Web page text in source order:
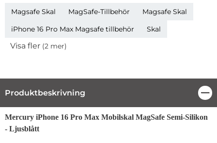
Magsafe Skal MagSafe-Tillbehör
Magsafe Skal
iPhone 16 Pro Max Magsafe tillbehör
Skal
Visa fler (2 mer)
Produktbeskrivning
Produktbeskrivning
Mercury iPhone 16 Pro Max Mobilskal MagSafe Semi-Silikon
- Ljusblått